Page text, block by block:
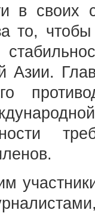
в
то,
Азии.